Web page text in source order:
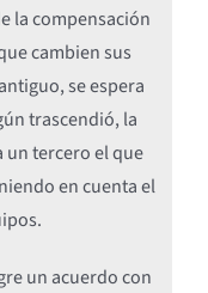
la compensación
cambien sus
se espera
trascendió, la
un tercero el que
en cuenta el
un acuerdo con